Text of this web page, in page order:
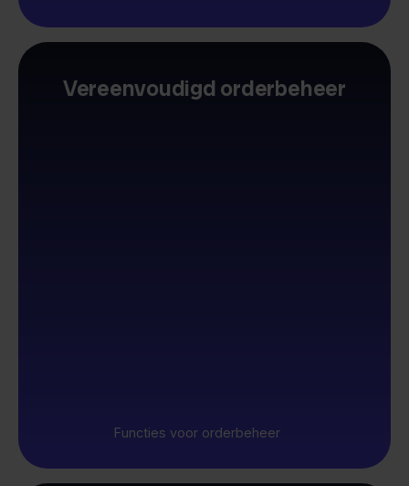
Vereenvoudigd orderbeheer
Functies voor orderbeheer